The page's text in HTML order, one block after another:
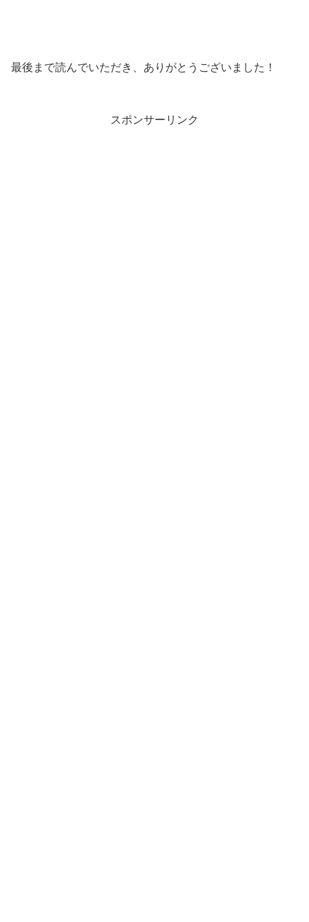
最後まで読んでいただき、ありがとうございました！
スポンサーリンク